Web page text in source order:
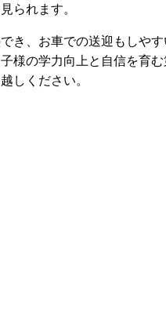
られます。
き、お車での送迎もしや
様の学力向上と自信を育
しください。